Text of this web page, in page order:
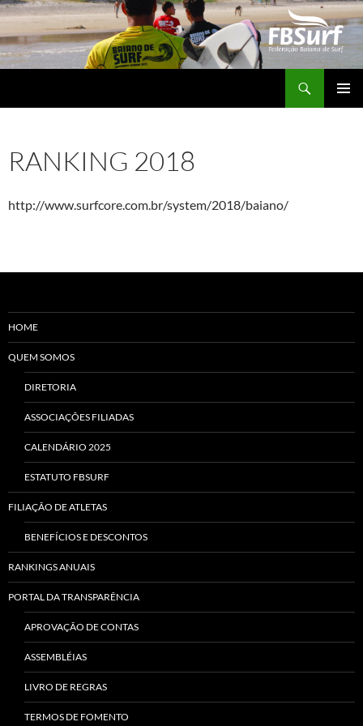
Pular
o
conteúdo
RANKING 2018
http://www.surfcore.com.br/system/2018/baiano/
HOME
QUEM SOMOS
DIRETORIA
ASSOCIAÇÕES FILIADAS
CALENDÁRIO 2025
ESTATUTO FBSURF
FILIAÇÃO DE ATLETAS
BENEFÍCIOS E DESCONTOS
RANKINGS ANUAIS
PORTAL DA TRANSPARÊNCIA
APROVAÇÃO DE CONTAS
ASSEMBLÉIAS
LIVRO DE REGRAS
TERMOS DE FOMENTO